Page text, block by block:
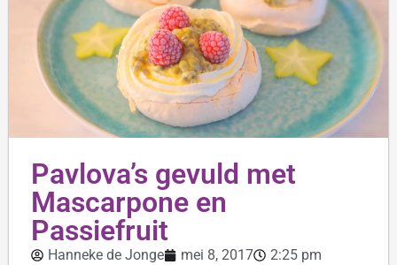
Pavlova’s gevuld met
Mascarpone en
Passiefruit
Hanneke de Jonge mei 8, 2017
2:25 pm